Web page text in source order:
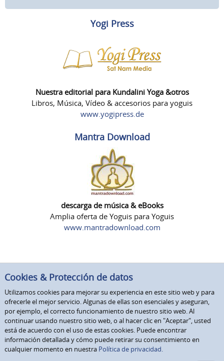
Yogi Press
Nuestra editorial para Kundalini Yoga &otros
Libros, Música, Vídeo & accesorios para yoguis
www.yogipress.de
Mantra Download
descarga de música & eBooks
Amplia oferta de Yoguis para Yoguis
www.mantradownload.com
Cookies & Protección de datos
Utilizamos cookies para mejorar su experiencia en este sitio web y para
ofrecerle el mejor servicio. Algunas de ellas son esenciales y aseguran,
por ejemplo, el correcto funcionamiento de nuestro sitio web. Al
continuar usando nuestro sitio web, o al hacer clic en "Aceptar", usted
está de acuerdo con el uso de estas cookies. Puede encontrar
información detallada y cómo puede retirar su consentimiento en
cualquier momento en nuestra Política de privacidad.